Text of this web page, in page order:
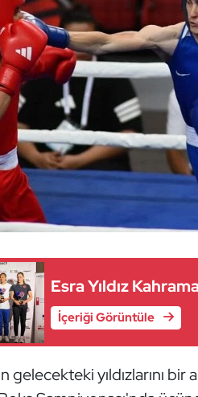
Esra Yıldız
İçeriği Görüntüle
gelecekteki yıldızlarını bir